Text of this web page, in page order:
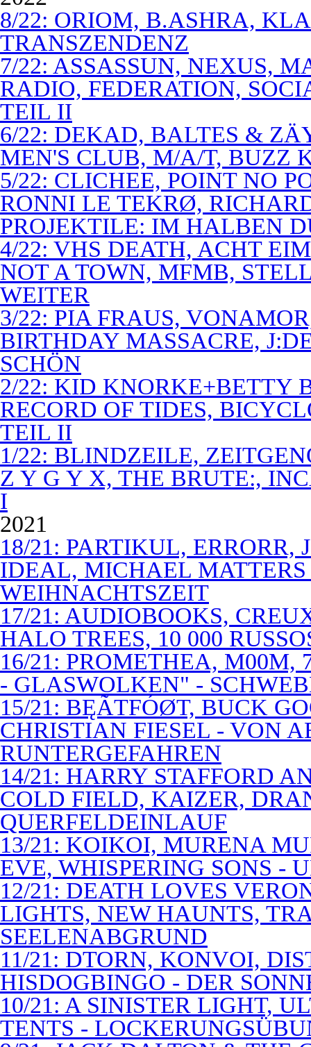
8/22: ORIOM, B.ASHRA,
TRANSZENDENZ
7/22: ASSASSUN, NEXUS,
RADIO, FEDERATION,
TEIL II
6/22: DEKAD, BALTES &
MEN'S CLUB, M/A/T, BUZZ
5/22: CLICHEE, POINT NO
RONNI LE TEKRØ,
PROJEKTILE: IM HALBEN
4/22: VHS DEATH, ACHT
NOT A TOWN, MFMB,
WEITER
3/22: PIA FRAUS,
BIRTHDAY MASSACRE,
SCHÖN
2/22: KID KNORKE+BETTY
RECORD OF TIDES,
TEIL II
1/22: BLINDZEILE,
Z Y G Y X, THE BRUTE:,
I
2021
18/21: PARTIKUL,
IDEAL, MICHAEL
WEIHNACHTSZEIT
17/21: AUDIOBOOKS,
HALO TREES, 10 000
16/21: PROMETHEA, M00M,
- GLASWOLKEN" -
15/21: BĘÃTFÓØT, BUCK
CHRISTIAN FIESEL - VON
RUNTERGEFAHREN
14/21: HARRY STAFFORD
COLD FIELD, KAIZER,
QUERFELDEINLAUF
13/21: KOIKOI, MURENA
EVE, WHISPERING SONS -
12/21: DEATH LOVES
LIGHTS, NEW HAUNTS,
SEELENABGRUND
11/21: DTORN, KONVOI,
HISDOGBINGO - DER
10/21: A SINISTER LIGHT,
TENTS -